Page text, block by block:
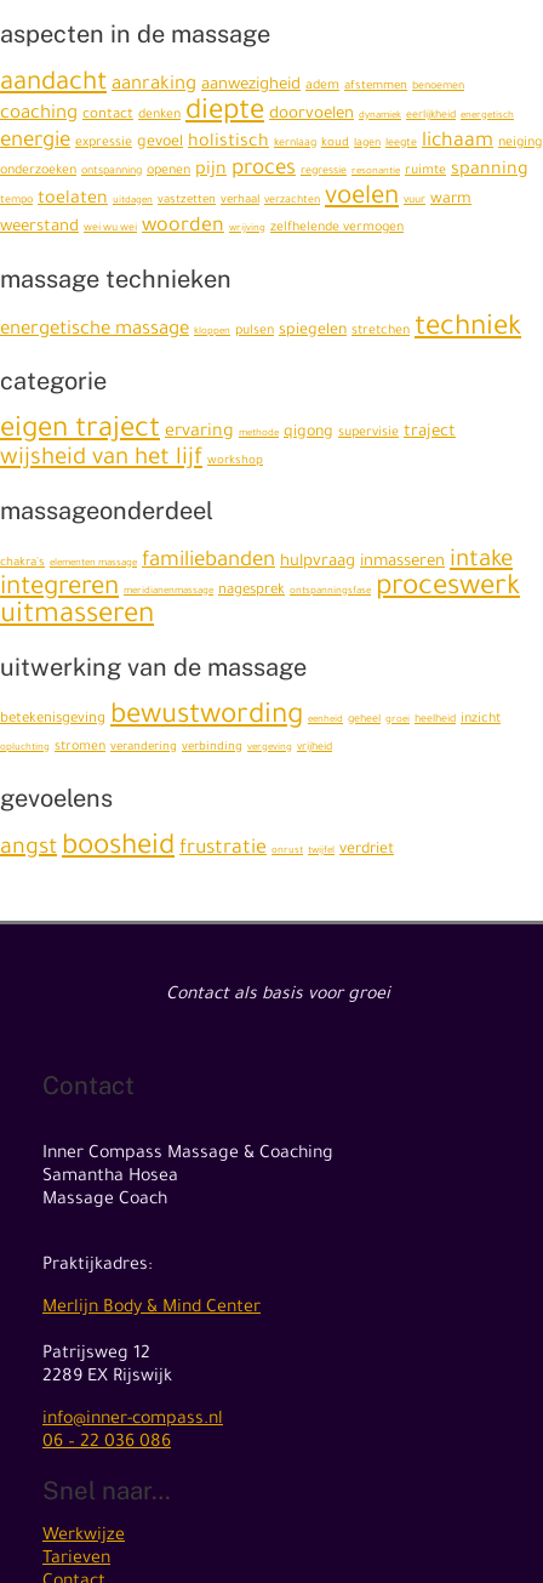
aspecten in de massage
aandacht aanraking aanwezigheid adem afstemmen benoemen
coaching contact denken diepte doorvoelen dynamiek eerlijkheid energetisch
energie expressie gevoel holistisch kernlaag koud lagen leegte lichaam neiging
onderzoeken ontspanning openen pijn proces regressie resonantie ruimte spanning
tempo toelaten uitdagen vastzetten verhaal verzachten voelen vuur warm
weerstand wei wu wei woorden wrijving zelfhelende vermogen
massage technieken
energetische massage kloppen pulsen spiegelen stretchen techniek
categorie
eigen traject ervaring methode qigong supervisie traject
wijsheid van het lijf workshop
massageonderdeel
chakra's elementen massage familiebanden hulpvraag inmasseren intake
integreren meridianenmassage nagesprek ontspanningsfase
proceswerk
uitmasseren
uitwerking van de massage
betekenisgeving bewustwording eenheid geheel groei heelheid inzicht
opluchting stromen verandering verbinding vergeving vrijheid
gevoelens
angst boosheid frustratie onrust twijfel verdriet
Contact als basis voor groei
Contact
Inner Compass Massage & Coaching
Samantha Hosea
Massage Coach
Praktijkadres:
Merlijn Body & Mind Center
Patrijsweg 12
2289 EX Rijswijk
info@inner-compass.nl
06 – 22 036 086
Snel naar…
Werkwijze
Tarieven